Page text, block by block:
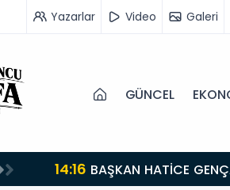
Yazarlar Video Galeri
GÜNCEL
14:16 BAŞKAN HATİCE